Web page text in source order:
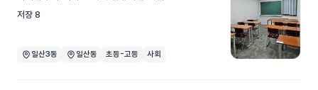
저장 8
일산3동 일산동 초등-고등 사회